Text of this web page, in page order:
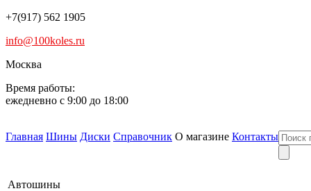
+7(917) 562 1905
info@100koles.ru
Москва
Время работы:
ежедневно с 9:00 до 18:00
Главная Шины Диски Справочник О магазине Контакты
Автошины